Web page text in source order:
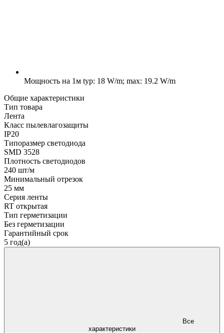
Мощность на 1м typ: 18 W/m; max: 19.2 W/m
Общие характеристики
Тип товара
Лента
Класс пылевлагозащиты
IP20
Типоразмер светодиода
SMD 3528
Плотность светодиодов
240 шт/м
Минимальный отрезок
25 мм
Серия ленты
RT открытая
Тип герметизации
Без герметизации
Гарантийный срок
5 год(а)
характеристики